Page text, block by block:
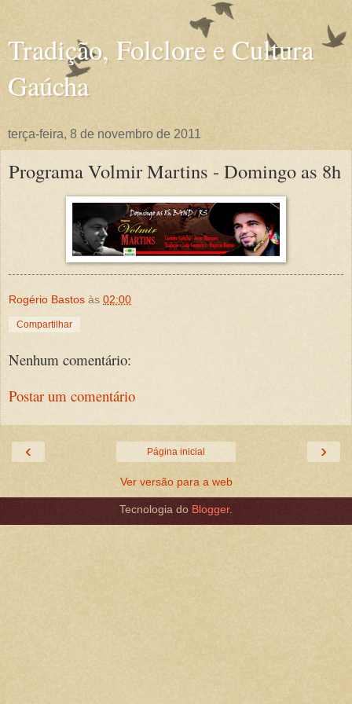
Tradição, Folclore e Cultura
Gaúcha
terça-feira, 8 de novembro de 2011
Programa Volmir Martins - Domingo as 8h
Rogério Bastos às 02:00
Compartilhar
Nenhum comentário:
Postar um comentário
‹ ›
Página inicial
Ver versão para a web
Tecnologia do Blogger.